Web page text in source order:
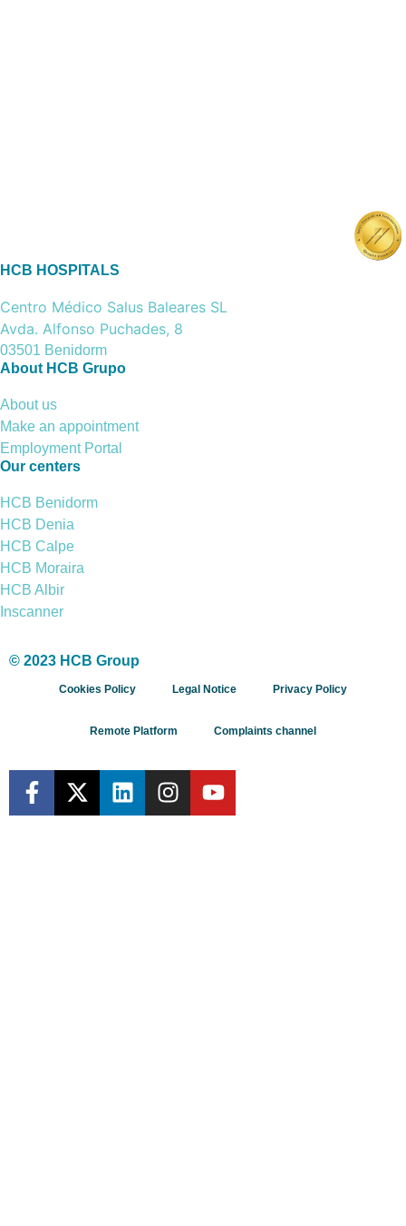
HCB HOSPITALS
Centro Médico Salus Baleares SL
Avda. Alfonso Puchades, 8
03501 Benidorm
About HCB Grupo
About us
Make an appointment
Employment Portal
Our centers
HCB Benidorm
HCB Denia
HCB Calpe
HCB Moraira
HCB Albir
Inscanner
© 2023 HCB Group
Cookies Policy Legal Notice Privacy Policy
Remote Platform Complaints channel